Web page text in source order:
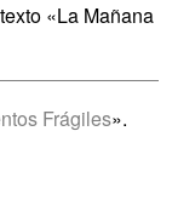
«La Mañana
Frágiles».